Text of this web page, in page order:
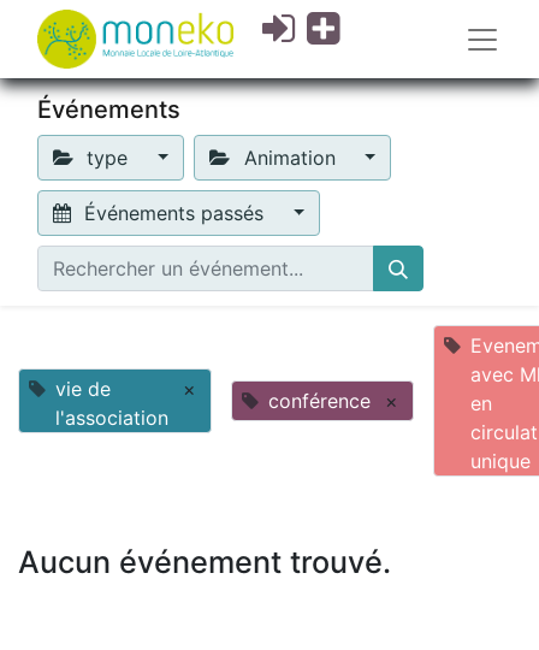
Événements
type Animation
Événements passés
vie de
l'association
× conférence ×
avec
en
unique
Aucun événement trouvé.